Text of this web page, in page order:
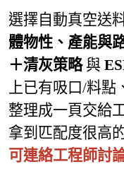
選擇自動真空送
體物性、產能與
＋清灰策略與
上已有吸口/料點
整理成一頁交給
拿到匹配度很高
可連絡工程師討